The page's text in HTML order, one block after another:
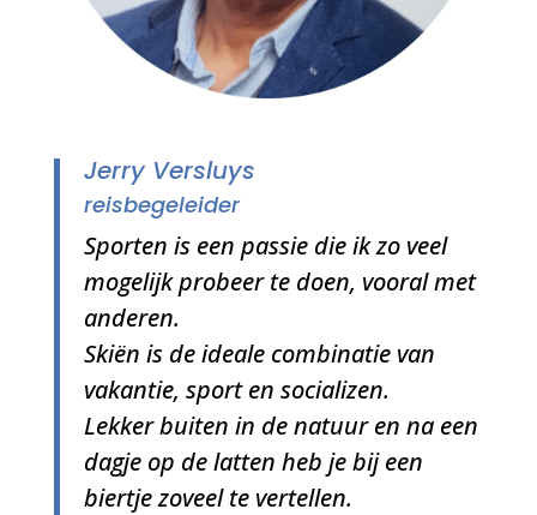
Jerry Versluys
reisbegeleider
Sporten is een passie die ik zo veel
mogelijk probeer te doen, vooral met
anderen.
Skiën is de ideale combinatie van
vakantie, sport en socializen.
Lekker buiten in de natuur en na een
dagje op de latten heb je bij een
biertje zoveel te vertellen.